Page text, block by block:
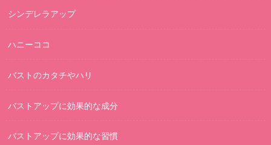
シンデレラアップ
ハニーココ
バストのカタチやハリ
バストアップに効果的な成分
バストアップに効果的な習慣